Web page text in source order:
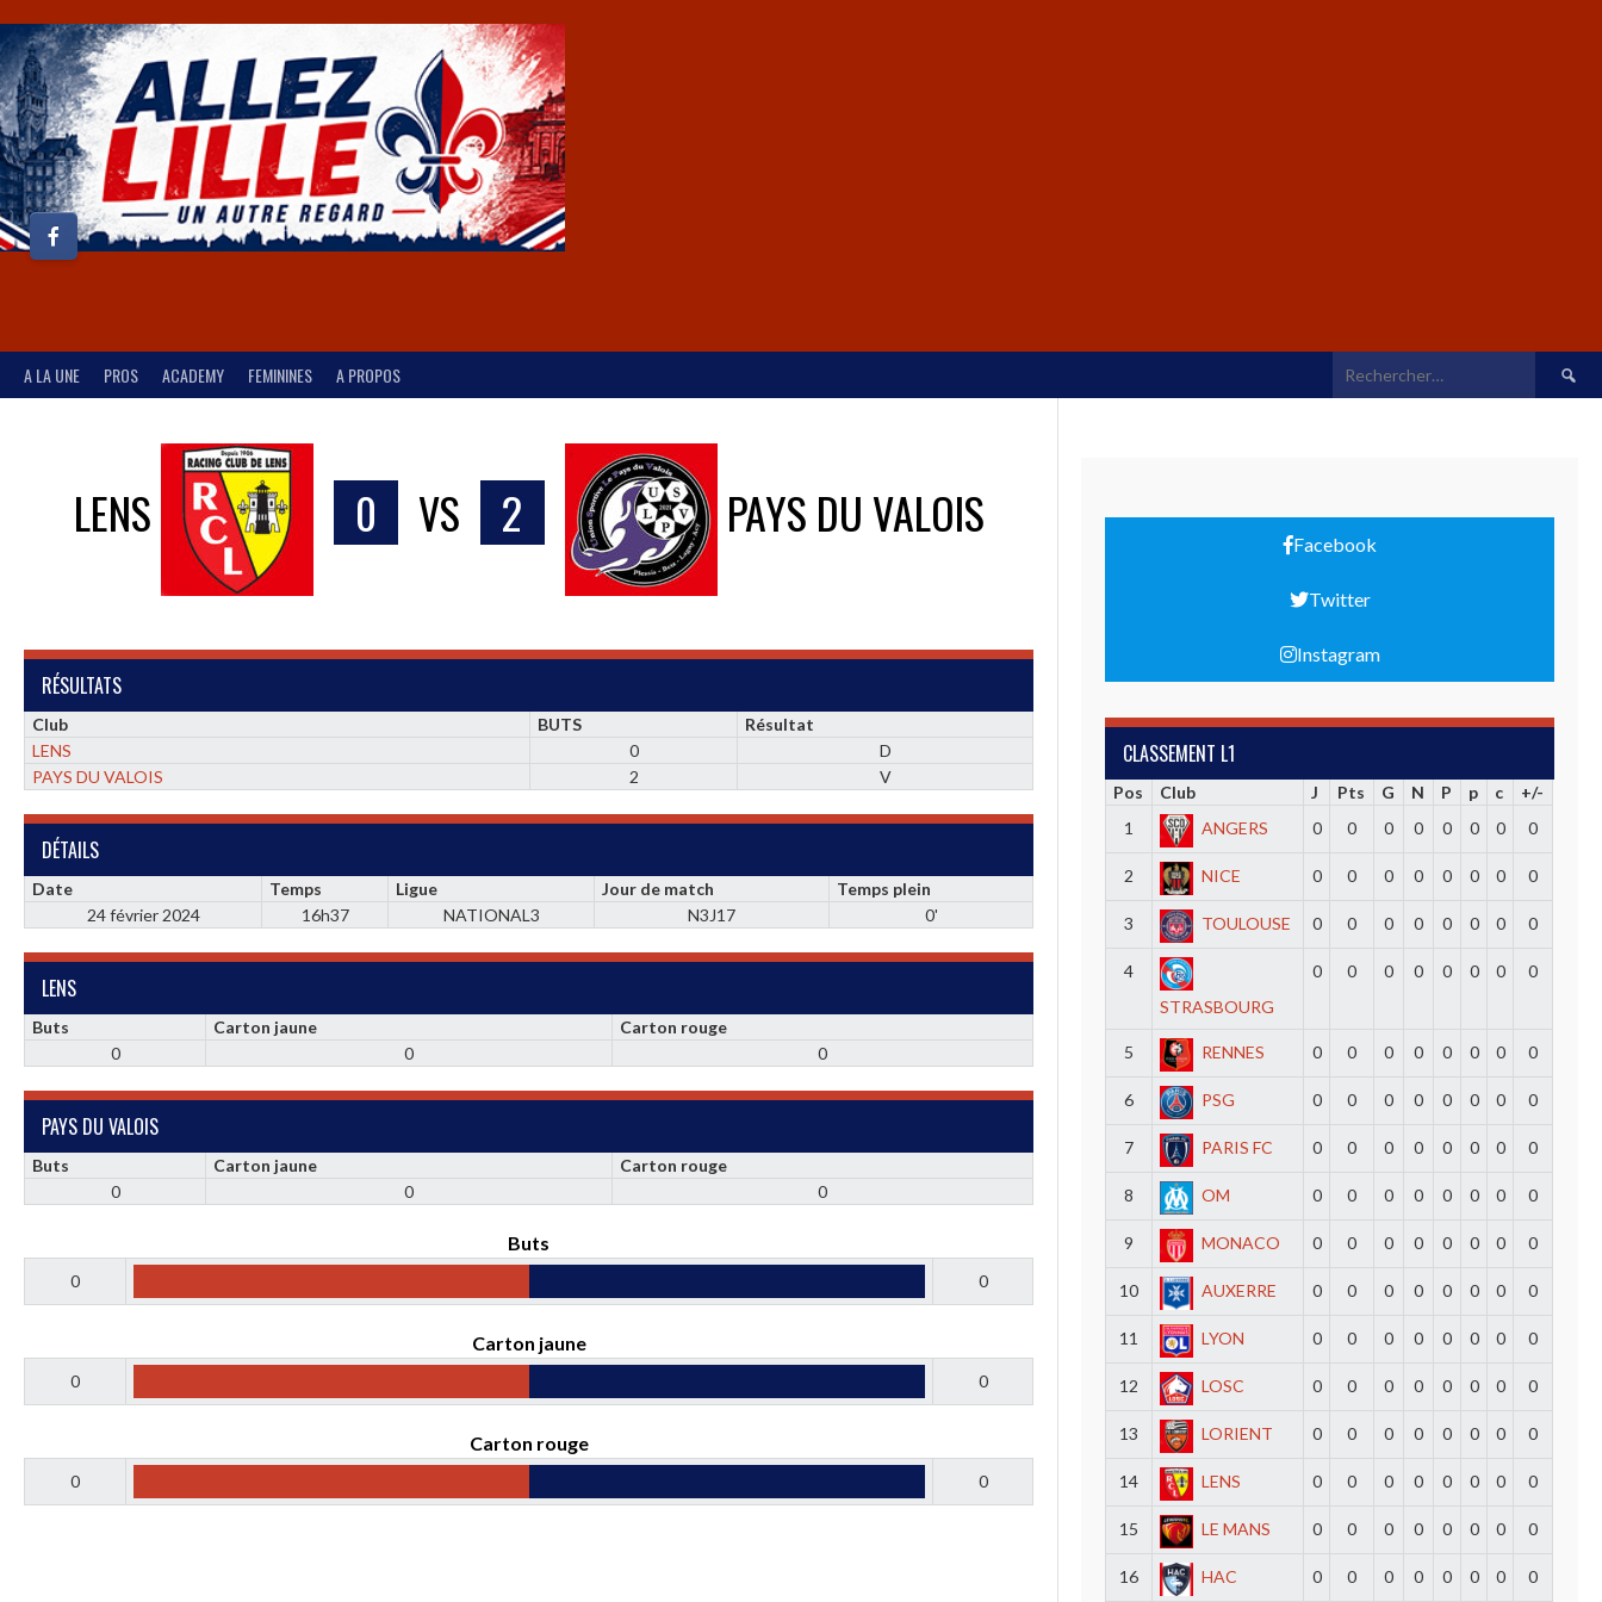
A LA UNE PROS ACADEMY FEMININES A PROPOS
LENS 0 VS 2 PAYS DU VALOIS
RÉSULTATS
Club BUTS
Résultat
LENS
0
D
PAYS DU VALOIS
2 V
DÉTAILS
Date Temps Ligue Jour de match
Temps plein
24 février 2024
16h37 NATIONAL3 N3J17 0'
LENS
Buts Carton jaune
Carton rouge
0
0 0
PAYS DU VALOIS
Buts Carton jaune
Carton rouge
0
0 0
Buts
0 0
Carton jaune
0 0
Carton rouge
0 0
Facebook
Twitter
Instagram
CLASSEMENT L1
Pos Club J Pts G N P p c
+/-
1
ANGERS 0 0 0 0 0 0 0 0
2 NICE 0 0 0 0 0 0 0 0
3 TOULOUSE 0 0 0 0 0 0 0 0
4
STRASBOURG
0 0 0 0 0 0 0 0
5 RENNES 0 0 0 0 0 0 0 0
6 PSG 0 0 0 0 0 0 0 0
7 PARIS FC 0 0 0 0 0 0 0 0
8 OM 0 0 0 0 0 0 0 0
9 MONACO 0 0 0 0 0 0 0 0
10 AUXERRE 0 0 0 0 0 0 0 0
11 LYON 0 0 0 0 0 0 0 0
12 LOSC 0 0 0 0 0 0 0 0
13 LORIENT 0 0 0 0 0 0 0 0
14 LENS 0 0 0 0 0 0 0 0
15 LE MANS 0 0 0 0 0 0 0 0
16 HAC 0 0 0 0 0 0 0 0